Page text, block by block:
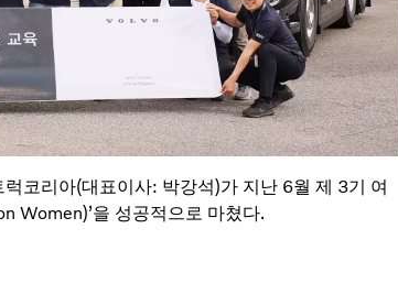
코리아(대표이사: 박강석)가 지난 6월 제 3기 여
Women)’을 성공적으로 마쳤다.